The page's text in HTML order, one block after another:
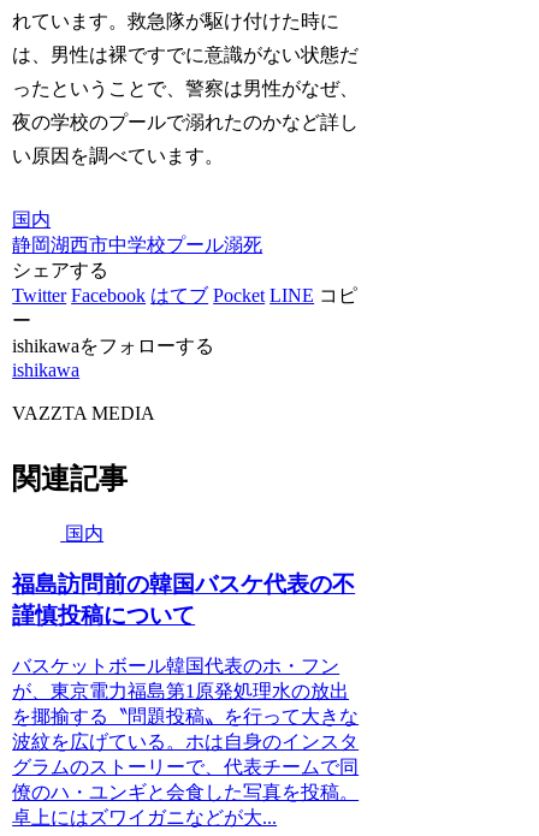
れています。救急隊が駆け付けた時に
は、男性は裸ですでに意識がない状態だ
ったということで、警察は男性がなぜ、
夜の学校のプールで溺れたのかなど詳し
い原因を調べています。
国内
静岡湖西市中学校プール溺死
シェアする
Twitter Facebook はてブ Pocket LINE コピ
ー
ishikawaをフォローする
ishikawa
VAZZTA MEDIA
関連記事
国内
福島訪問前の韓国バスケ代表の不
謹慎投稿について
バスケットボール韓国代表のホ・フン
が、東京電力福島第1原発処理水の放出
を揶揄する〝問題投稿〟を行って大きな
波紋を広げている。ホは自身のインスタ
グラムのストーリーで、代表チームで同
僚のハ・ユンギと会食した写真を投稿。
卓上にはズワイガニなどが大...